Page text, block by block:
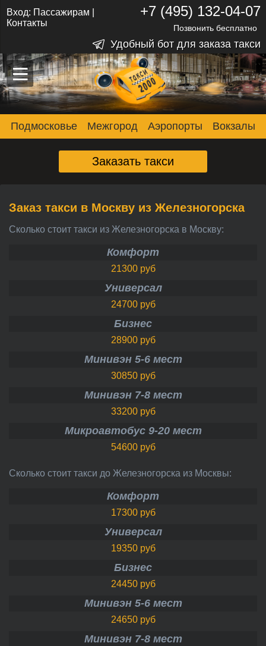
–
–
–
Вход: Пассажирам
Контакты
+7 (495) 132-04-07
Позвонить бесплатно
Удобный бот для заказа такси
Подмосковье Межгород Аэропорты Вокзалы
Заказать такси
Заказ такси в Москву из Железногорска
Сколько стоит такси из Железногорска в Москву:
Комфорт
21300 руб
Универсал
24700 руб
Бизнес
28900 руб
Минивэн 5-6 мест
30850 руб
Минивэн 7-8 мест
33200 руб
Микроавтобус 9-20 мест
54600 руб
Сколько стоит такси до Железногорска из Москвы:
Комфорт
17300 руб
Универсал
19350 руб
Бизнес
24450 руб
Минивэн 5-6 мест
24650 руб
Минивэн 7-8 мест